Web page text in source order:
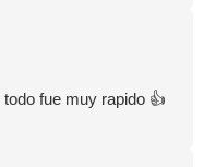
fue muy rapido 👍